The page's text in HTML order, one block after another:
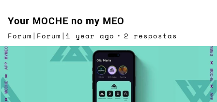
Your MOCHE no my MEO
Forum|Forum|1 year ago 2 respostas